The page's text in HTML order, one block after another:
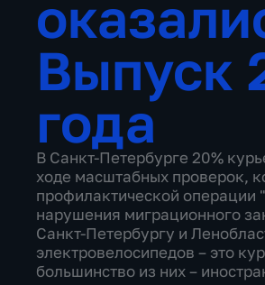
Выпуск
года
В Санкт-Петербурге 20%
ходе масштабных проверок,
профилактической
нарушения миграционного
Санкт-Петербургу и
электровелосипедов – это
большинство из них –